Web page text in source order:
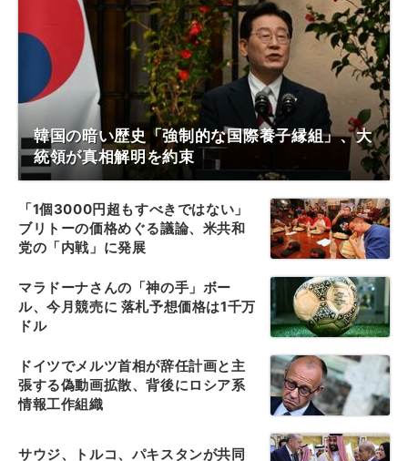
韓国の暗い歴史「強制的な国際養子縁組」、大
統領が真相解明を約束
「1個3000円超もすべきではない」
ブリトーの価格めぐる議論、米共和
党の「内戦」に発展
マラドーナさんの「神の手」ボー
ル、今月競売に 落札予想価格は1千万
ドル
ドイツでメルツ首相が辞任計画と主
張する偽動画拡散、背後にロシア系
情報工作組織
サウジ、トルコ、パキスタンが共同